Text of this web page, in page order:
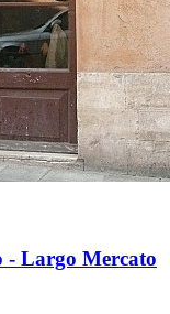
- Largo Mercato